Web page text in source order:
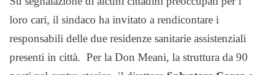
loro cari, il sindaco ha invitato a rendicontare i
responsabili delle due residenze sanitarie assistenziali
presenti in città. Per la Don Meani, la struttura da 90